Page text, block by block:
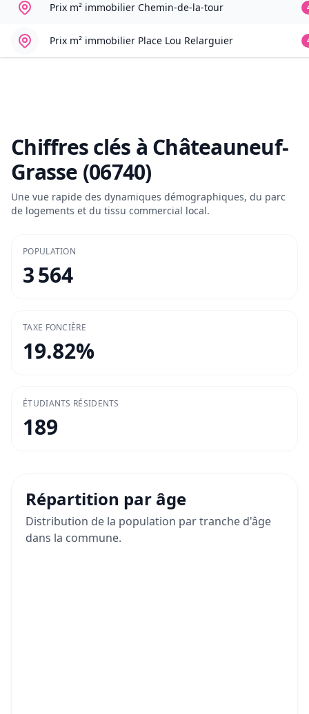
Prix m² immobilier Chemin-de-la-tour
Prix m² immobilier Place Lou Relarguier
Chiffres clés à Châteauneuf-
Grasse (06740)
Une vue rapide des dynamiques démographiques, du parc
de logements et du tissu commercial local.
POPULATION
3 564
TAXE FONCIÈRE
19.82%
ÉTUDIANTS RÉSIDENTS
189
Répartition par âge
Distribution de la population par tranche d'âge
dans la commune.